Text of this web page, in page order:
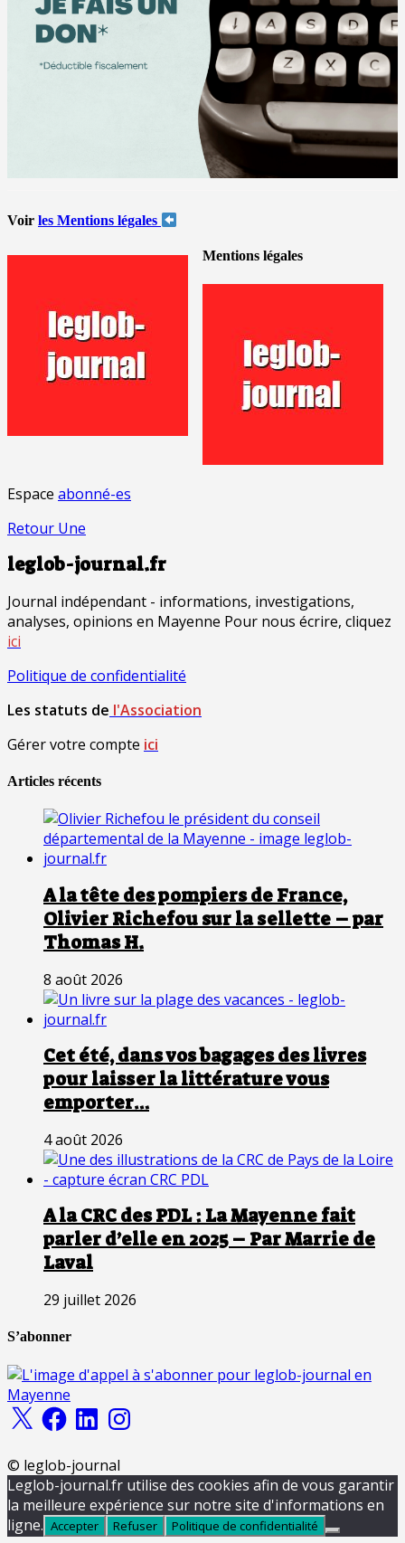
Voir les Mentions légales
Mentions légales
Espace abonné-es
Retour Une
leglob-journal.fr
Journal indépendant - informations, investigations,
analyses, opinions en Mayenne Pour nous écrire, cliquez
ici
Politique de confidentialité
Les statuts de l'Association
Gérer votre compte ici
Articles récents
A la tête des pompiers de France,
Olivier Richefou sur la sellette – par
Thomas H.
8 août 2026
Cet été, dans vos bagages des livres
pour laisser la littérature vous
emporter…
4 août 2026
A la CRC des PDL : La Mayenne fait
parler d’elle en 2025 – Par Marrie de
Laval
29 juillet 2026
S’abonner
X FacebookLinkedInInstagram
© leglob-journal
Leglob-journal.fr utilise des cookies afin de vous garantir
la meilleure expérience sur notre site d'informations en
ligne. Accepter Refuser Politique de confidentialité